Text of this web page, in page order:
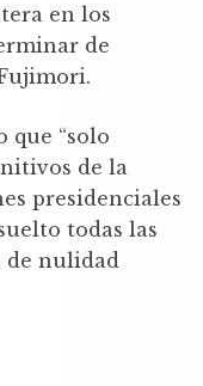
en los
de
que “solo
de la
presidenciales
todas las
de nulidad